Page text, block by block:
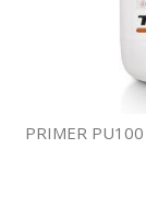
PRIMER PU100